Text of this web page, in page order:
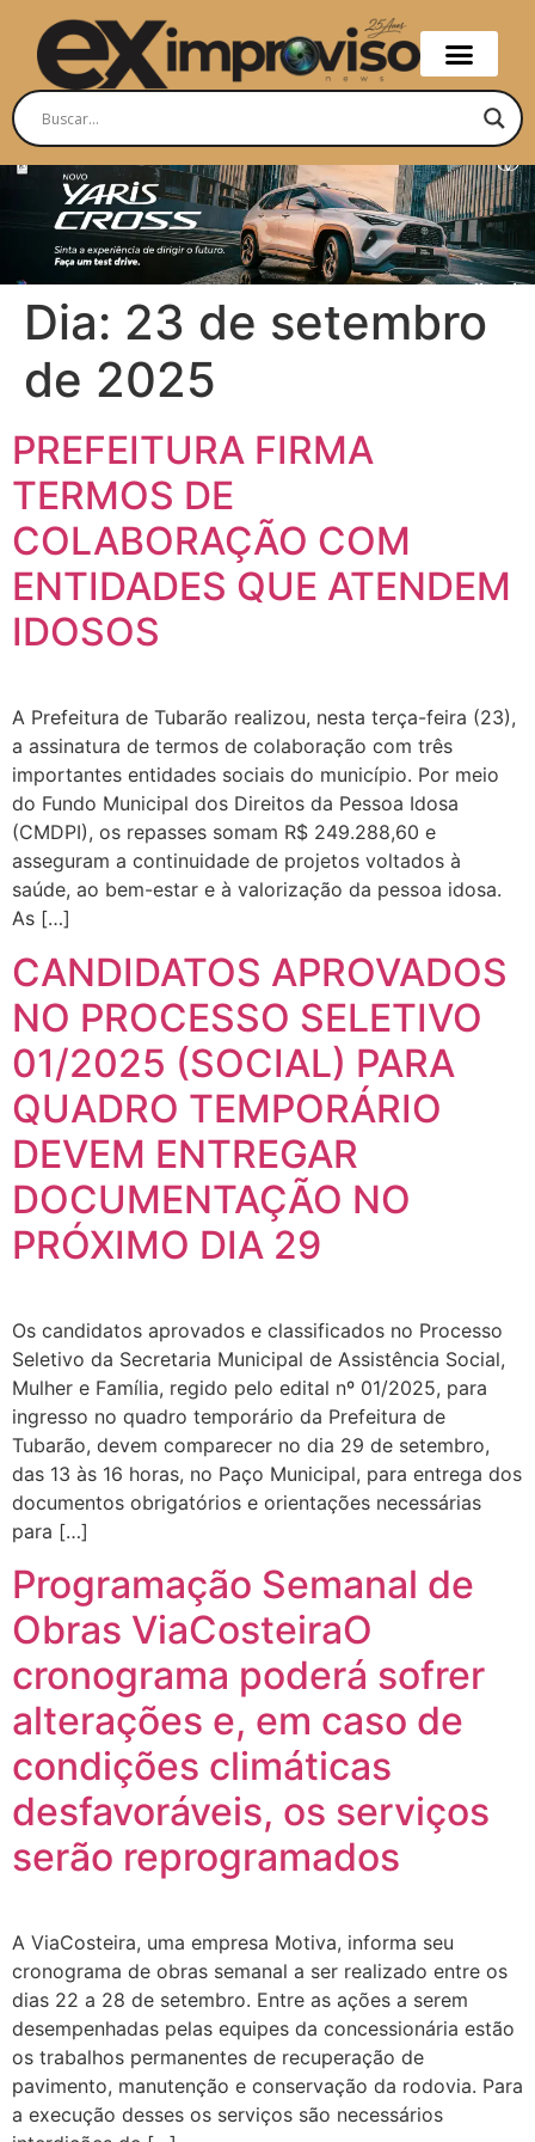
Dia: 23 de setembro
de 2025
PREFEITURA FIRMA
TERMOS DE
COLABORAÇÃO COM
ENTIDADES QUE ATENDEM
IDOSOS
A Prefeitura de Tubarão realizou, nesta terça-feira (23),
a assinatura de termos de colaboração com três
importantes entidades sociais do município. Por meio
do Fundo Municipal dos Direitos da Pessoa Idosa
(CMDPI), os repasses somam R$ 249.288,60 e
asseguram a continuidade de projetos voltados à
saúde, ao bem-estar e à valorização da pessoa idosa.
As […]
CANDIDATOS APROVADOS
NO PROCESSO SELETIVO
01/2025 (SOCIAL) PARA
QUADRO TEMPORÁRIO
DEVEM ENTREGAR
DOCUMENTAÇÃO NO
PRÓXIMO DIA 29
Os candidatos aprovados e classificados no Processo
Seletivo da Secretaria Municipal de Assistência Social,
Mulher e Família, regido pelo edital nº 01/2025, para
ingresso no quadro temporário da Prefeitura de
Tubarão, devem comparecer no dia 29 de setembro,
das 13 às 16 horas, no Paço Municipal, para entrega dos
documentos obrigatórios e orientações necessárias
para […]
Programação Semanal de
Obras ViaCosteiraO
cronograma poderá sofrer
alterações e, em caso de
condições climáticas
desfavoráveis, os serviços
serão reprogramados
A ViaCosteira, uma empresa Motiva, informa seu
cronograma de obras semanal a ser realizado entre os
dias 22 a 28 de setembro. Entre as ações a serem
desempenhadas pelas equipes da concessionária estão
os trabalhos permanentes de recuperação de
pavimento, manutenção e conservação da rodovia. Para
a execução desses os serviços são necessários